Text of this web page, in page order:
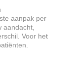
aanpak per
aandacht,
Voor het